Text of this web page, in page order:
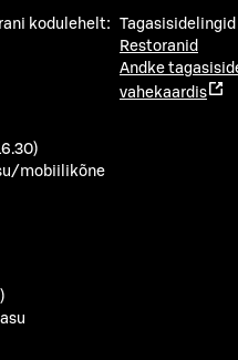
kodulehelt:
mobiilikõne
Restoranid
Andke
vahekaardis